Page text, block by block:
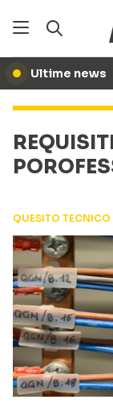
● Ultime news
QUESITO TECNICO